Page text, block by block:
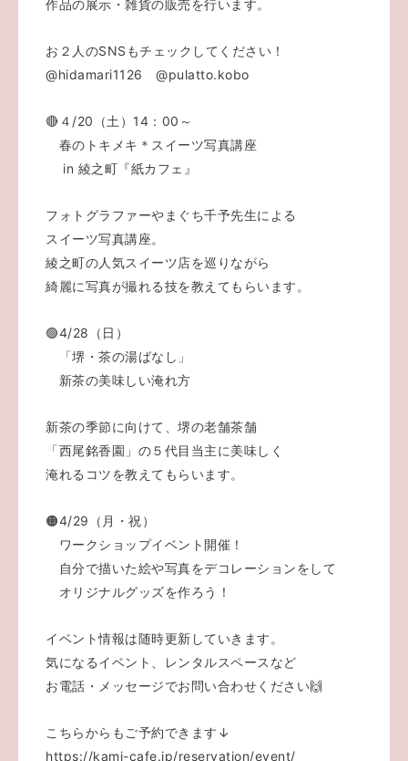
作品の展示・雑貨の販売を行います。
お２人のSNSもチェックしてください！
@hidamari1126
@pulatto.kobo
🔴４/20（土）14：00～
春のトキメキ＊スイーツ写真講座
in 綾之町『紙カフェ』
フォトグラファーやまぐち千予先生による
スイーツ写真講座。
綾之町の人気スイーツ店を巡りながら
綺麗に写真が撮れる技を教えてもらいます。
🟢4/28（日）
「堺・茶の湯ばなし」
新茶の美味しい淹れ方
新茶の季節に向けて、堺の老舗茶舗
「西尾銘香園」の５代目当主に美味しく
淹れるコツを教えてもらいます。
🟠4/29（月・祝）
ワークショップイベント開催！
自分で描いた絵や写真をデコレーションをして
オリジナルグッズを作ろう！
イベント情報は随時更新していきます。
気になるイベント、レンタルスペースなど
お電話・メッセージでお問い合わせください🙌
こちらからもご予約できます↓
https://kami-cafe.jp/reservation/event/